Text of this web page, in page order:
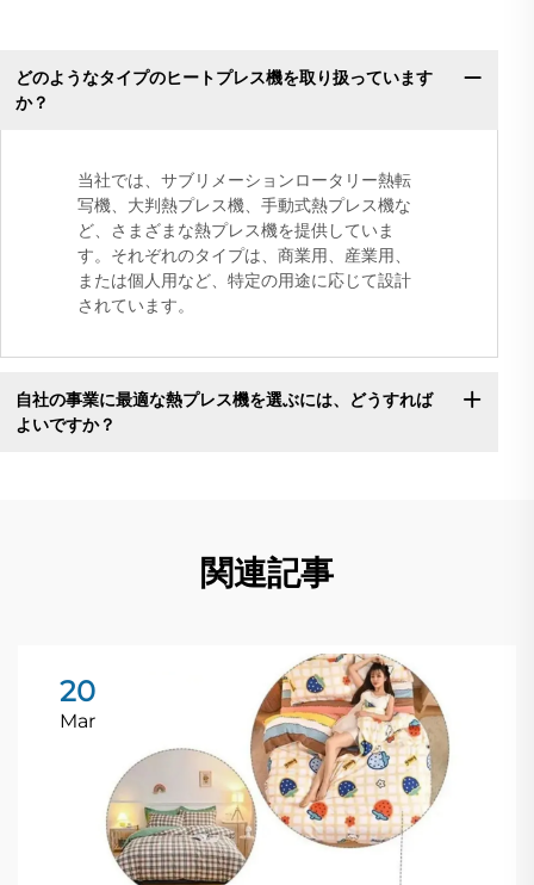
どのようなタイプのヒートプレス機を取り扱っています
か？
当社では、サブリメーションロータリー熱転
写機、大判熱プレス機、手動式熱プレス機な
ど、さまざまな熱プレス機を提供していま
す。それぞれのタイプは、商業用、産業用、
または個人用など、特定の用途に応じて設計
されています。
自社の事業に最適な熱プレス機を選ぶには、どうすれば
よいですか？
関連記事
20
Mar